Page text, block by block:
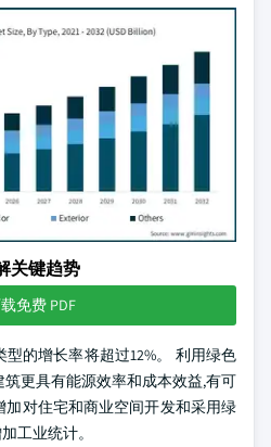
关键趋势
免费 PDF
的增长率将超过12%。 利用绿色
更具有能源效率和成本效益,有可
对住宅和商业空间开发和采用绿
工业统计。